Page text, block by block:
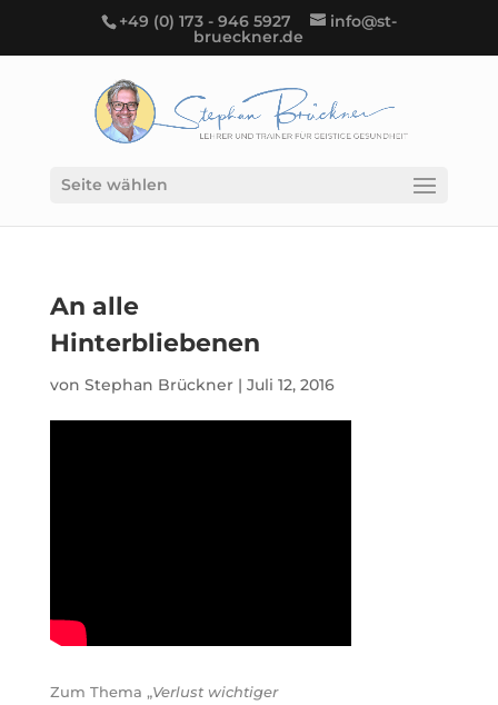
+49 (0) 173 - 946 5927 info@st-
brueckner.de
Seite wählen
An alle
Hinterbliebenen
von Stephan Brückner| Juli 12, 2016
Zum Thema „Verlust wichtiger